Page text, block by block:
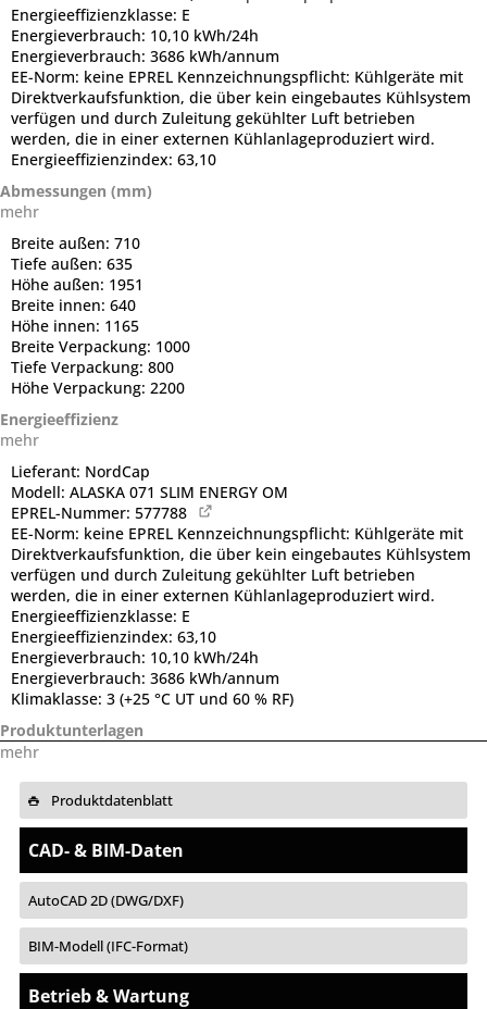
Energieeffizienzklasse: E
Energieverbrauch: 10,10 kWh/24h
Energieverbrauch: 3686 kWh/annum
EE-Norm: keine EPREL Kennzeichnungspflicht: Kühlgeräte mit
Direktverkaufsfunktion, die über kein eingebautes Kühlsystem
verfügen und durch Zuleitung gekühlter Luft betrieben
werden, die in einer externen Kühlanlageproduziert wird.
Energieeffizienzindex: 63,10
Abmessungen (mm)
mehr
Breite außen: 710
Tiefe außen: 635
Höhe außen: 1951
Breite innen: 640
Höhe innen: 1165
Breite Verpackung: 1000
Tiefe Verpackung: 800
Höhe Verpackung: 2200
Energieeffizienz
mehr
Lieferant: NordCap
Modell: ALASKA 071 SLIM ENERGY OM
EPREL-Nummer: 577788
EE-Norm: keine EPREL Kennzeichnungspflicht: Kühlgeräte mit
Direktverkaufsfunktion, die über kein eingebautes Kühlsystem
verfügen und durch Zuleitung gekühlter Luft betrieben
werden, die in einer externen Kühlanlageproduziert wird.
Energieeffizienzklasse: E
Energieeffizienzindex: 63,10
Energieverbrauch: 10,10 kWh/24h
Energieverbrauch: 3686 kWh/annum
Klimaklasse: 3 (+25 °C UT und 60 % RF)
Produktunterlagen
mehr
Produktdatenblatt
CAD- & BIM-Daten
AutoCAD 2D (DWG/DXF)
BIM-Modell (IFC-Format)
Betrieb & Wartung